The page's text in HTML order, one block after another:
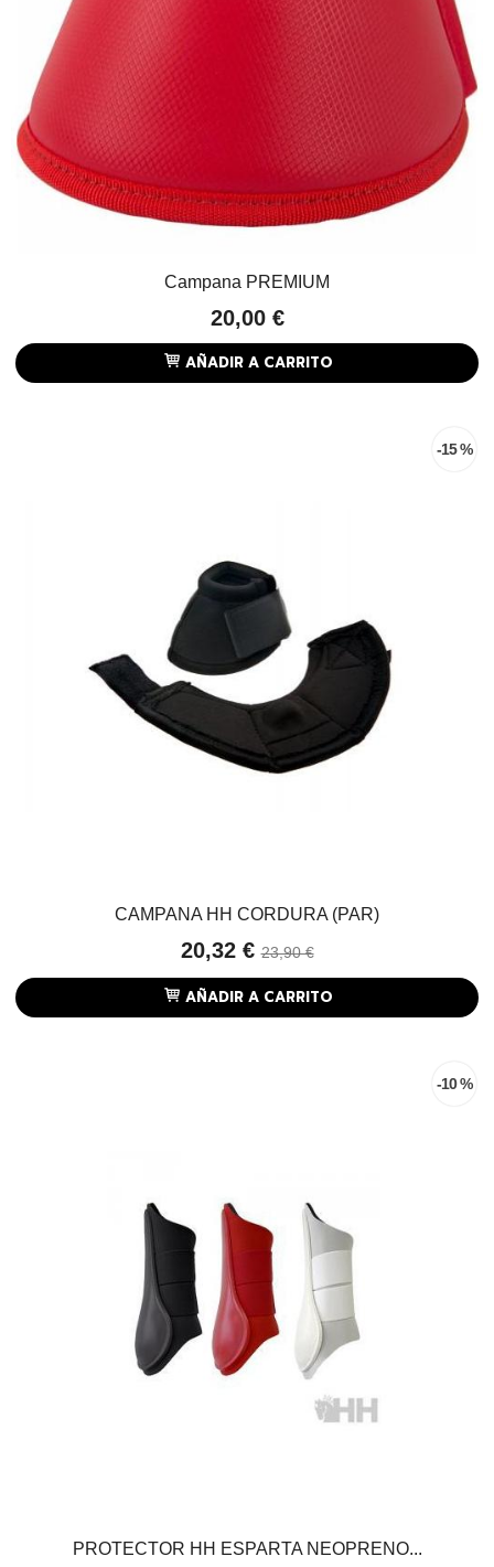
Campana PREMIUM
20,00 €
AÑADIR A CARRITO
-15 %
CAMPANA HH CORDURA (PAR)
20,32 €23,90 €
AÑADIR A CARRITO
-10 %
PROTECTOR HH ESPARTA NEOPRENO...